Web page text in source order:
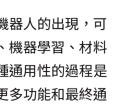
器人的出現，可
機器學習、材料
通用性的過程是
多功能和最終通